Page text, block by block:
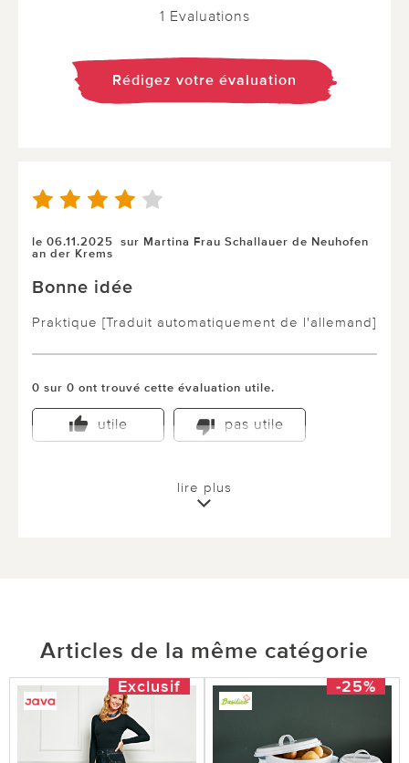
1 Evaluations
Rédigez votre évaluation
le 06.11.2025 sur Martina Frau Schallauer de Neuhofen
an der Krems
Bonne idée
Praktique [Traduit automatiquement de l'allemand]
0 sur 0 ont trouvé cette évaluation utile.
utile pas utile
lire plus
Articles de la même catégorie
Exclusif -25%